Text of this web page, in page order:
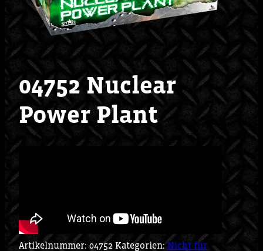
04752 Nuclear
Power Plant
Artikelnummer:04752 Kategorien:Nicht für